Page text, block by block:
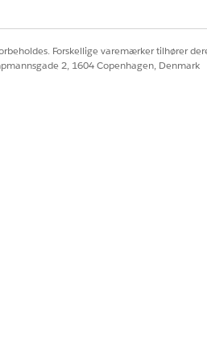
Forskellige varemærker tilhører
2, 1604 Copenhagen, Denmark